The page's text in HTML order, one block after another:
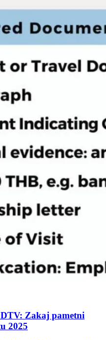
Zakaj pametni
2025